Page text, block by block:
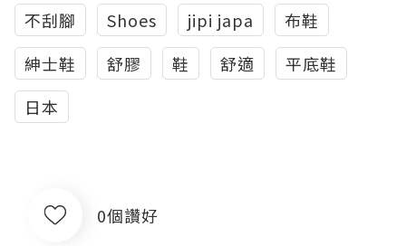
不刮腳 Shoes jipi japa
布鞋
紳士鞋
舒膠 鞋 舒適
平底鞋
日本
0個讚好